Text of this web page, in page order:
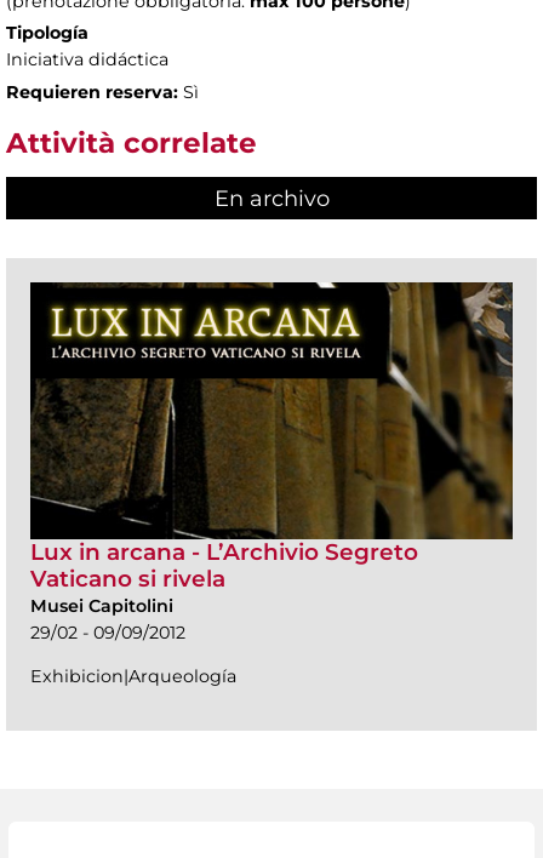
Tipología
Iniciativa didáctica
Requieren reserva: Sì
Attività correlate
En archivo
Lux in arcana - L’Archivio Segreto
Vaticano si rivela
Musei Capitolini
29/02 - 09/09/2012
Exhibicion|Arqueología